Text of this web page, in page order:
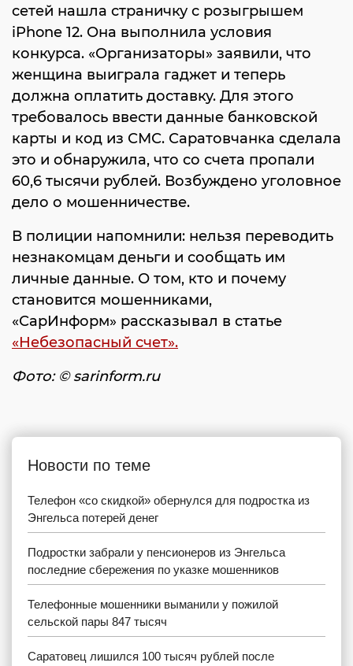
сетей нашла страничку с розыгрышем
iPhone 12. Она выполнила условия
конкурса. «Организаторы» заявили, что
женщина выиграла гаджет и теперь
должна оплатить доставку. Для этого
требовалось ввести данные банковской
карты и код из СМС. Саратовчанка сделала
это и обнаружила, что со счета пропали
60,6 тысячи рублей. Возбуждено уголовное
дело о мошенничестве.
В полиции напомнили: нельзя переводить
незнакомцам деньги и сообщать им
личные данные. О том, кто и почему
становится мошенниками,
«СарИнформ» рассказывал в статье
«Небезопасный счет».
Фото: © sarinform.ru
Новости по теме
Телефон «со скидкой» обернулся для подростка из
Энгельса потерей денег
Подростки забрали у пенсионеров из Энгельса
последние сбережения по указке мошенников
Телефонные мошенники выманили у пожилой
сельской пары 847 тысяч
Саратовец лишился 100 тысяч рублей после